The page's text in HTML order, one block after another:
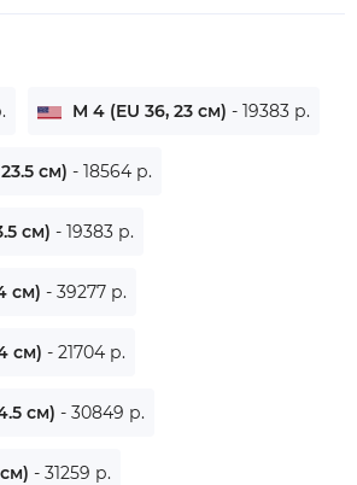
M 4 (EU 36, 23 см) - 19383 р.
см) - 18564 р.
см) - 19383 р.
см) - 39277 р.
см) - 21704 р.
см) - 30849 р.
- 31259 р.